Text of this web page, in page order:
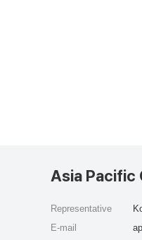
Asia
Representative
E-mail